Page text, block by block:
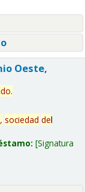
Oeste,
.
sociedad del
Signatura